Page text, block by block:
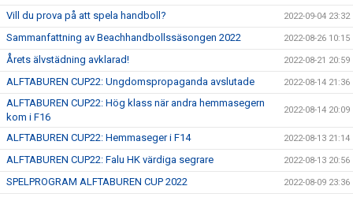
Vill du prova på att spela handboll? 2022-09-04 23:32
Sammanfattning av Beachhandbollssäsongen 2022 2022-08-26 10:15
Årets älvstädning avklarad! 2022-08-21 20:59
ALFTABUREN CUP22: Ungdomspropaganda avslutade 2022-08-14 21:36
ALFTABUREN CUP22: Hög klass när andra hemmasegern
kom i F16
2022-08-14 20:09
ALFTABUREN CUP22: Hemmaseger i F14 2022-08-13 21:14
ALFTABUREN CUP22: Falu HK värdiga segrare 2022-08-13 20:56
SPELPROGRAM ALFTABUREN CUP 2022 2022-08-09 23:36